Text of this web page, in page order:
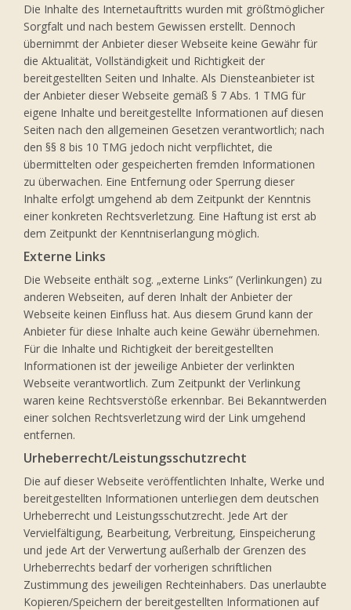
Die Inhalte des Internetauftritts wurden mit größtmöglicher
Sorgfalt und nach bestem Gewissen erstellt. Dennoch
übernimmt der Anbieter dieser Webseite keine Gewähr für
die Aktualität, Vollständigkeit und Richtigkeit der
bereitgestellten Seiten und Inhalte. Als Diensteanbieter ist
der Anbieter dieser Webseite gemäß § 7 Abs. 1 TMG für
eigene Inhalte und bereitgestellte Informationen auf diesen
Seiten nach den allgemeinen Gesetzen verantwortlich; nach
den §§ 8 bis 10 TMG jedoch nicht verpflichtet, die
übermittelten oder gespeicherten fremden Informationen
zu überwachen. Eine Entfernung oder Sperrung dieser
Inhalte erfolgt umgehend ab dem Zeitpunkt der Kenntnis
einer konkreten Rechtsverletzung. Eine Haftung ist erst ab
dem Zeitpunkt der Kenntniserlangung möglich.
Externe Links
Die Webseite enthält sog. „externe Links“ (Verlinkungen) zu
anderen Webseiten, auf deren Inhalt der Anbieter der
Webseite keinen Einfluss hat. Aus diesem Grund kann der
Anbieter für diese Inhalte auch keine Gewähr übernehmen.
Für die Inhalte und Richtigkeit der bereitgestellten
Informationen ist der jeweilige Anbieter der verlinkten
Webseite verantwortlich. Zum Zeitpunkt der Verlinkung
waren keine Rechtsverstöße erkennbar. Bei Bekanntwerden
einer solchen Rechtsverletzung wird der Link umgehend
entfernen.
Urheberrecht/Leistungsschutzrecht
Die auf dieser Webseite veröffentlichten Inhalte, Werke und
bereitgestellten Informationen unterliegen dem deutschen
Urheberrecht und Leistungsschutzrecht. Jede Art der
Vervielfältigung, Bearbeitung, Verbreitung, Einspeicherung
und jede Art der Verwertung außerhalb der Grenzen des
Urheberrechts bedarf der vorherigen schriftlichen
Zustimmung des jeweiligen Rechteinhabers. Das unerlaubte
Kopieren/Speichern der bereitgestellten Informationen auf